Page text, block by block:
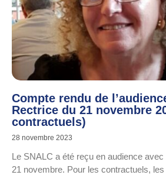
Compte rendu de
Rectrice du 21 novembre
contractuels)
28 novembre 2023
Le SNALC a été reçu en audience
21 novembre. Pour les contractuels,